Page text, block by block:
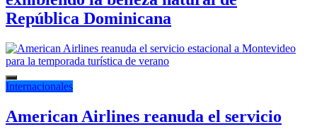
República Dominicana
Internacionales
American Airlines reanuda el servicio